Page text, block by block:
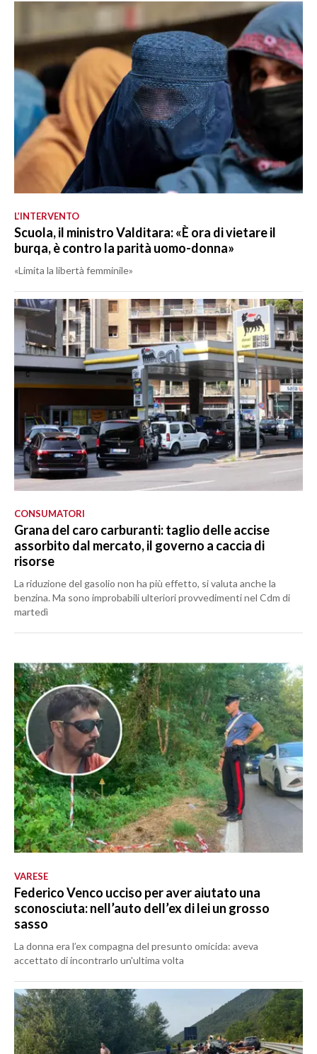
L’INTERVENTO
Scuola, il ministro Valditara: «È ora di vietare il
burqa, è contro la parità uomo-donna»
«Limita la libertà femminile»
CONSUMATORI
Grana del caro carburanti: taglio delle accise
assorbito dal mercato, il governo a caccia di
risorse
La riduzione del gasolio non ha più effetto, si valuta anche la
benzina. Ma sono improbabili ulteriori provvedimenti nel Cdm di
martedì
VARESE
Federico Venco ucciso per aver aiutato una
sconosciuta: nell’auto dell’ex di lei un grosso
sasso
La donna era l’ex compagna del presunto omicida: aveva
accettato di incontrarlo un'ultima volta